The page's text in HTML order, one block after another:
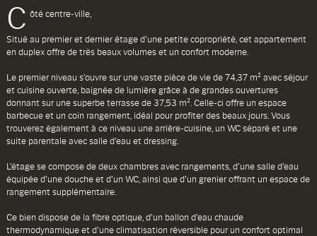
C ôté centre-ville,
Situé au premier et dernier étage d’une petite copropriété, cet appartement
en duplex offre de très beaux volumes et un confort moderne.
Le premier niveau s’ouvre sur une vaste pièce de vie de 74,37 m² avec séjour
et cuisine ouverte, baignée de lumière grâce à de grandes ouvertures
donnant sur une superbe terrasse de 37,53 m². Celle-ci offre un espace
barbecue et un coin rangement, idéal pour profiter des beaux jours. Vous
trouverez également à ce niveau une arrière-cuisine, un WC séparé et une
suite parentale avec salle d’eau et dressing.
L’étage se compose de deux chambres avec rangements, d’une salle d’eau
équipée d’une douche et d’un WC, ainsi que d’un grenier offrant un espace de
rangement supplémentaire.
Ce bien dispose de la fibre optique, d’un ballon d’eau chaude
thermodynamique et d’une climatisation réversible pour un confort optimal